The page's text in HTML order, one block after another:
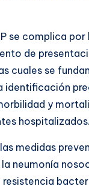
se complica
de
cuales se
identificación
y
hospitalizados.
medidas
neumonía